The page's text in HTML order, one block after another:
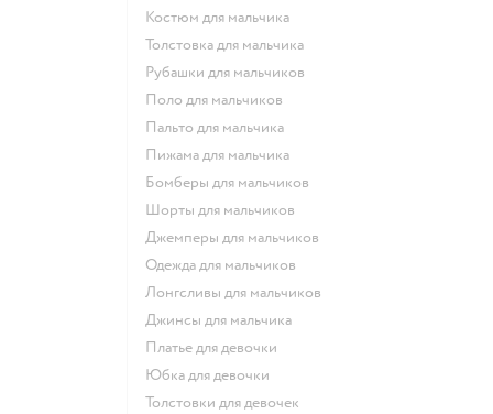
Костюм для мальчика
Толстовка для мальчика
Рубашки для мальчиков
Поло для мальчиков
Пальто для мальчика
Пижама для мальчика
Бомберы для мальчиков
Шорты для мальчиков
Джемперы для мальчиков
Одежда для мальчиков
Лонгсливы для мальчиков
Джинсы для мальчика
Платье для девочки
Юбка для девочки
Толстовки для девочек